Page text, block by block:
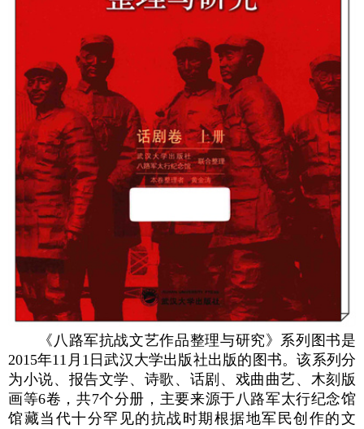
《八路军抗战文艺作品整理与研究》系列图书是
2015年11月1日武汉大学出版社出版的图书。该系列分
为小说、报告文学、诗歌、话剧、戏曲曲艺、木刻版
画等6卷，共7个分册，主要来源于八路军太行纪念馆
馆藏当代十分罕见的抗战时期根据地军民创作的文